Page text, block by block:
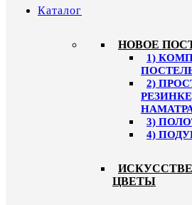
Каталог
HОВОЕ
1)
2)
3)
4)
ЦВЕТЫ